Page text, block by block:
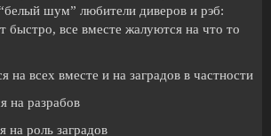
шум” любители диверов и рэб:
быстро, все вместе жалуются на что то
на всех вместе и на заградов в частности
на разрабов
на роль заградов